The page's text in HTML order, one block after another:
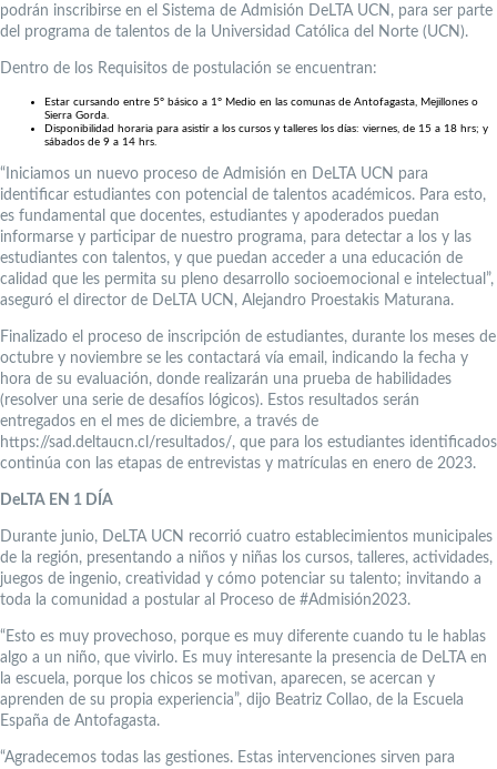
podrán inscribirse en el Sistema de Admisión DeLTA UCN, para ser parte
del programa de talentos de la Universidad Católica del Norte (UCN).
Dentro de los Requisitos de postulación se encuentran:
Estar cursando entre 5° básico a 1° Medio en las comunas de Antofagasta, Mejillones o
Sierra Gorda.
Disponibilidad horaria para asistir a los cursos y talleres los días: viernes, de 15 a 18 hrs; y
sábados de 9 a 14 hrs.
“Iniciamos un nuevo proceso de Admisión en DeLTA UCN para
identificar estudiantes con potencial de talentos académicos. Para esto,
es fundamental que docentes, estudiantes y apoderados puedan
informarse y participar de nuestro programa, para detectar a los y las
estudiantes con talentos, y que puedan acceder a una educación de
calidad que les permita su pleno desarrollo socioemocional e intelectual”,
aseguró el director de DeLTA UCN, Alejandro Proestakis Maturana.
Finalizado el proceso de inscripción de estudiantes, durante los meses de
octubre y noviembre se les contactará vía email, indicando la fecha y
hora de su evaluación, donde realizarán una prueba de habilidades
(resolver una serie de desafíos lógicos). Estos resultados serán
entregados en el mes de diciembre, a través de
https://sad.deltaucn.cl/resultados/, que para los estudiantes identificados
continúa con las etapas de entrevistas y matrículas en enero de 2023.
DeLTA EN 1 DÍA
Durante junio, DeLTA UCN recorrió cuatro establecimientos municipales
de la región, presentando a niños y niñas los cursos, talleres, actividades,
juegos de ingenio, creatividad y cómo potenciar su talento; invitando a
toda la comunidad a postular al Proceso de #Admisión2023.
“Esto es muy provechoso, porque es muy diferente cuando tu le hablas
algo a un niño, que vivirlo. Es muy interesante la presencia de DeLTA en
la escuela, porque los chicos se motivan, aparecen, se acercan y
aprenden de su propia experiencia”, dijo Beatriz Collao, de la Escuela
España de Antofagasta.
“Agradecemos todas las gestiones. Estas intervenciones sirven para